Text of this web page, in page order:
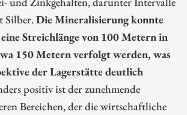
Silber.Die Mineralisierung konnte
Streichlänge von 100 Metern in
150 Metern verfolgt werden, was
der Lagerstätte deutlich
positiv ist der zunehmende
Bereichen, der die wirtschaftliche